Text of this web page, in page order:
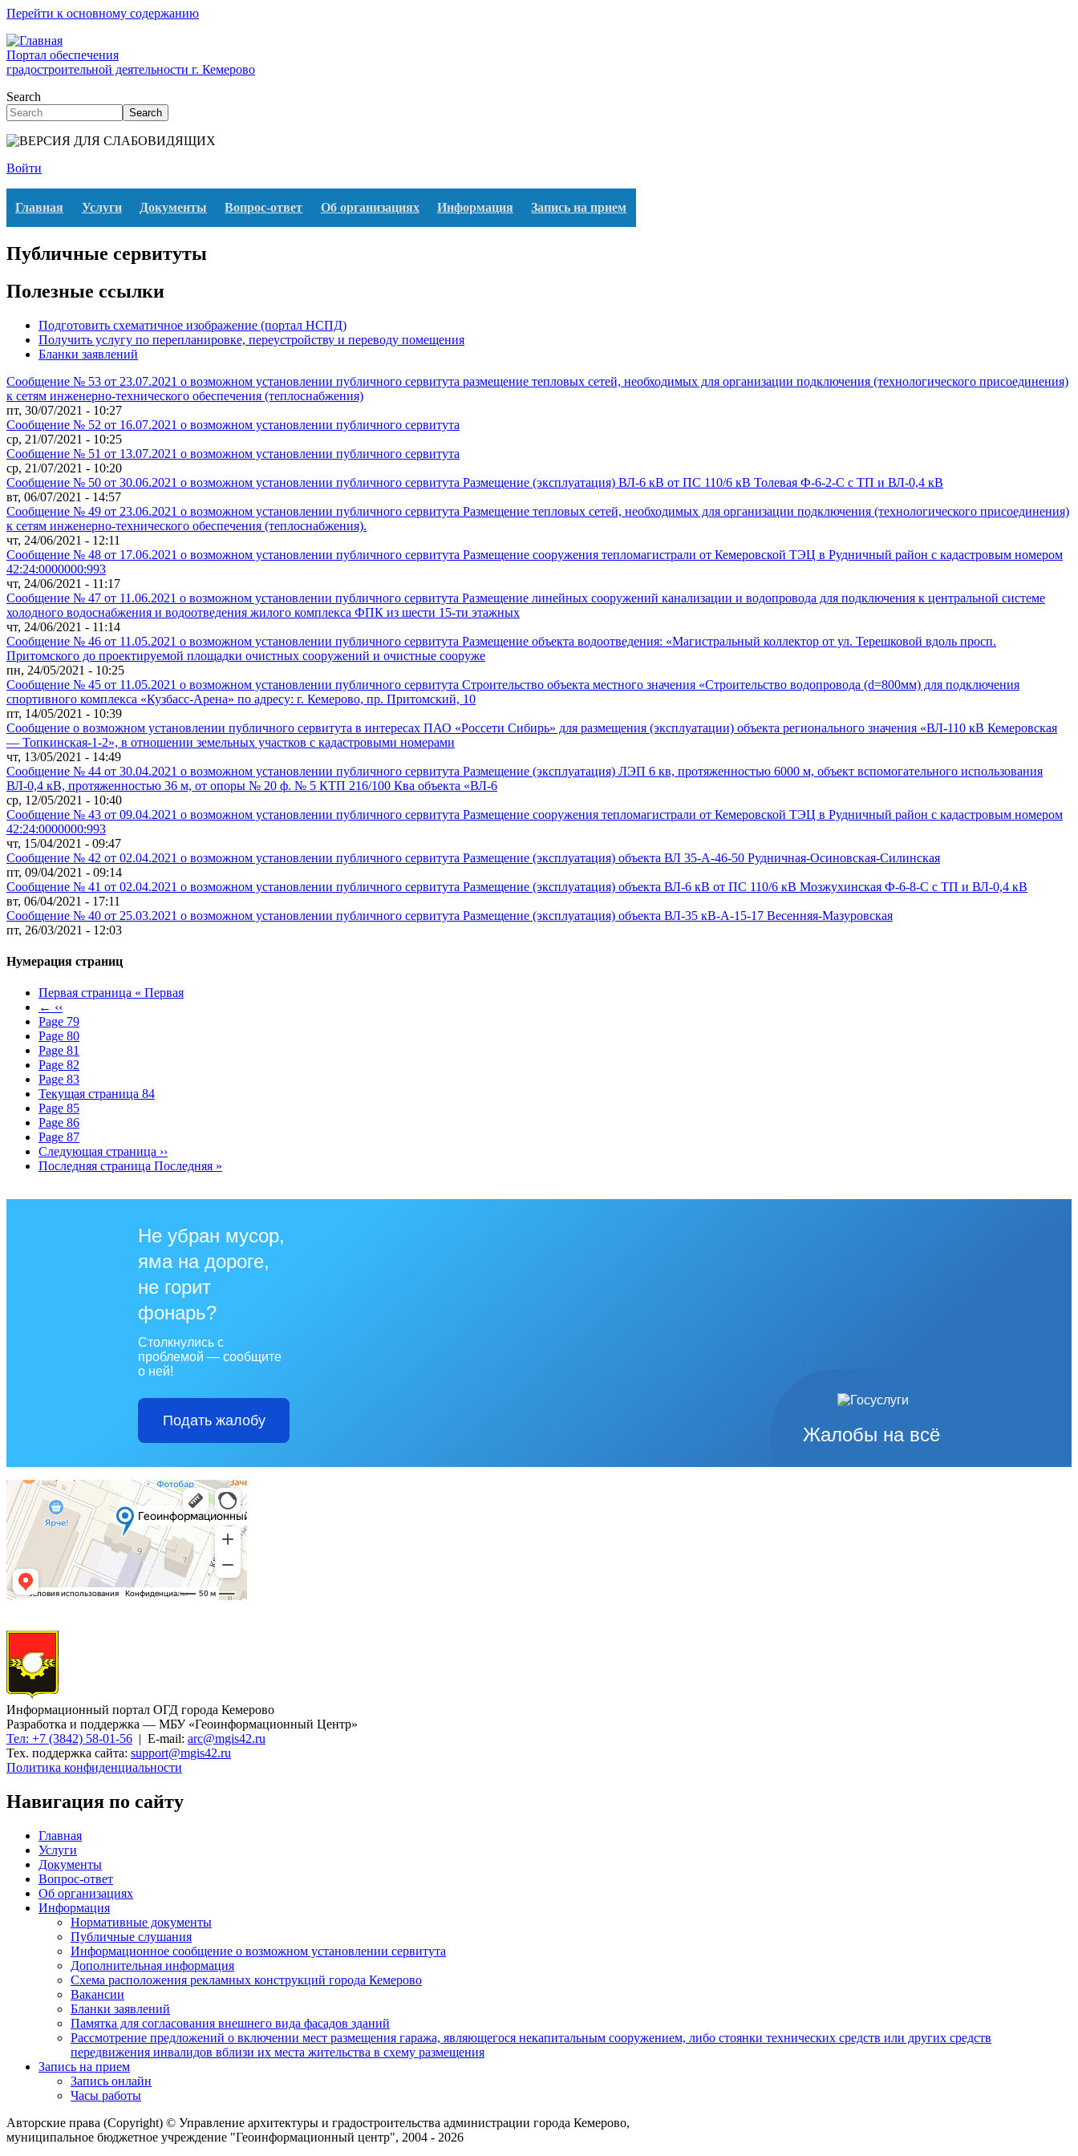
Перейти к основному содержанию
Портал обеспечения
градостроительной деятельности г. Кемерово
Search
Search
Войти
Главная Услуги Документы Вопрос-ответ Об организациях Информация Запись на прием
Публичные сервитуты
Полезные ссылки
Подготовить схематичное изображение (портал НСПД)
Получить услугу по перепланировке, переустройству и переводу помещения
Бланки заявлений
Сообщение № 53 от 23.07.2021 о возможном установлении публичного сервитута размещение тепловых сетей, необходимых для организации подключения (технологического присоединения)
к сетям инженерно-технического обеспечения (теплоснабжения)
пт, 30/07/2021 - 10:27
Сообщение № 52 от 16.07.2021 о возможном установлении публичного сервитута
ср, 21/07/2021 - 10:25
Сообщение № 51 от 13.07.2021 о возможном установлении публичного сервитута
ср, 21/07/2021 - 10:20
Сообщение № 50 от 30.06.2021 о возможном установлении публичного сервитута Размещение (эксплуатация) ВЛ-6 кВ от ПС 110/6 кВ Толевая Ф-6-2-С с ТП и ВЛ-0,4 кВ
вт, 06/07/2021 - 14:57
Сообщение № 49 от 23.06.2021 о возможном установлении публичного сервитута Размещение тепловых сетей, необходимых для организации подключения (технологического присоединения)
к сетям инженерно-технического обеспечения (теплоснабжения).
чт, 24/06/2021 - 12:11
Сообщение № 48 от 17.06.2021 о возможном установлении публичного сервитута Размещение сооружения тепломагистрали от Кемеровской ТЭЦ в Рудничный район с кадастровым номером
42:24:0000000:993
чт, 24/06/2021 - 11:17
Сообщение № 47 от 11.06.2021 о возможном установлении публичного сервитута Размещение линейных сооружений канализации и водопровода для подключения к центральной системе
холодного водоснабжения и водоотведения жилого комплекса ФПК из шести 15-ти этажных
чт, 24/06/2021 - 11:14
Сообщение № 46 от 11.05.2021 о возможном установлении публичного сервитута Размещение объекта водоотведения: «Магистральный коллектор от ул. Терешковой вдоль просп.
Притомского до проектируемой площадки очистных сооружений и очистные сооруже
пн, 24/05/2021 - 10:25
Сообщение № 45 от 11.05.2021 о возможном установлении публичного сервитута Строительство объекта местного значения «Строительство водопровода (d=800мм) для подключения
спортивного комплекса «Кузбасс-Арена» по адресу: г. Кемерово, пр. Притомский, 10
пт, 14/05/2021 - 10:39
Сообщение о возможном установлении публичного сервитута в интересах ПАО «Россети Сибирь» для размещения (эксплуатации) объекта регионального значения «ВЛ-110 кВ Кемеровская
— Топкинская-1-2», в отношении земельных участков с кадастровыми номерами
чт, 13/05/2021 - 14:49
Сообщение № 44 от 30.04.2021 о возможном установлении публичного сервитута Размещение (эксплуатация) ЛЭП 6 кв, протяженностью 6000 м, объект вспомогательного использования
ВЛ-0,4 кВ, протяженностью 36 м, от опоры № 20 ф. № 5 КТП 216/100 Ква объекта «ВЛ-6
ср, 12/05/2021 - 10:40
Сообщение № 43 от 09.04.2021 о возможном установлении публичного сервитута Размещение сооружения тепломагистрали от Кемеровской ТЭЦ в Рудничный район с кадастровым номером
42:24:0000000:993
чт, 15/04/2021 - 09:47
Сообщение № 42 от 02.04.2021 о возможном установлении публичного сервитута Размещение (эксплуатация) объекта ВЛ 35-А-46-50 Рудничная-Осиновская-Силинская
пт, 09/04/2021 - 09:14
Сообщение № 41 от 02.04.2021 о возможном установлении публичного сервитута Размещение (эксплуатация) объекта ВЛ-6 кВ от ПС 110/6 кВ Мозжухинская Ф-6-8-С с ТП и ВЛ-0,4 кВ
вт, 06/04/2021 - 17:11
Сообщение № 40 от 25.03.2021 о возможном установлении публичного сервитута Размещение (эксплуатация) объекта ВЛ-35 кВ-А-15-17 Весенняя-Мазуровская
пт, 26/03/2021 - 12:03
Нумерация страниц
Первая страница « Первая
← ‹‹
Page 79
Page 80
Page 81
Page 82
Page 83
Текущая страница 84
Page 85
Page 86
Page 87
Следующая страница ››
Последняя страница Последняя »
Жалобы на всё
Не убран мусор,
яма на дороге,
не горит
фонарь?
Столкнулись с
проблемой — сообщите
о ней!
Подать жалобу
Информационный портал ОГД города Кемерово
Разработка и поддержка — МБУ «Геоинформационный Центр»
Тел: +7 (3842) 58-01-56 | E-mail: arc@mgis42.ru
Тех. поддержка сайта: support@mgis42.ru
Политика конфиденциальности
Навигация по сайту
Главная
Услуги
Документы
Вопрос-ответ
Об организациях
Информация
Нормативные документы
Публичные слушания
Информационное сообщение о возможном установлении сервитута
Дополнительная информация
Схема расположения рекламных конструкций города Кемерово
Вакансии
Бланки заявлений
Памятка для согласования внешнего вида фасадов зданий
Рассмотрение предложений о включении мест размещения гаража, являющегося некапитальным сооружением, либо стоянки технических средств или других средств
передвижения инвалидов вблизи их места жительства в схему размещения
Запись на прием
Запись онлайн
Часы работы
Авторские права (Copyright) © Управление архитектуры и градостроительства администрации города Кемерово,
муниципальное бюджетное учреждение "Геоинформационный центр", 2004 - 2026